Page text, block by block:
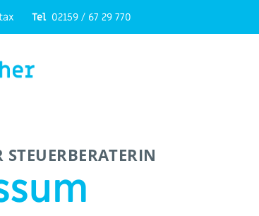
Tel 02159 / 67 29 770
STEUERBERATERIN